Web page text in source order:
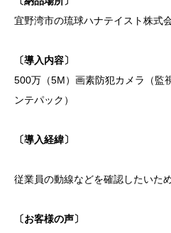
宜野湾市の琉球ハナテイスト株式
〔導入内容〕
500万（5M）画素防犯カメラ（
ンテパック）
〔導入経緯〕
従業員の動線などを確認したいた
〔お客様の声〕